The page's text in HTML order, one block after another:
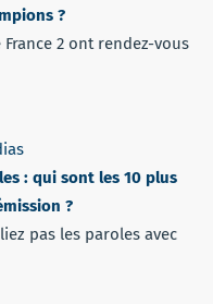
?
2 ont rendez-vous
: qui sont les 10 plus
?
pas les paroles avec